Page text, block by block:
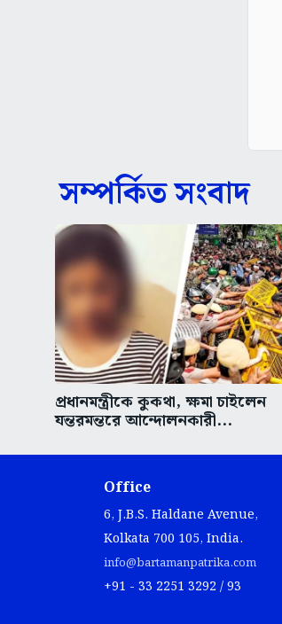
সম্পর্কিত সংবাদ
প্রধানমন্ত্রীকে কুকথা, ক্ষমা চাইলেন
যন্তরমন্তরে আন্দোলনকারী...
Office
6, J.B.S. Haldane Avenue,
Kolkata 700 105, India.
info@bartamanpatrika.com
+91 - 33 2251 3292 / 93